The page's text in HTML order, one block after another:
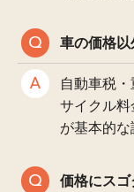
車の価格以
自動車税
サイクル
が基本的な
価格にス